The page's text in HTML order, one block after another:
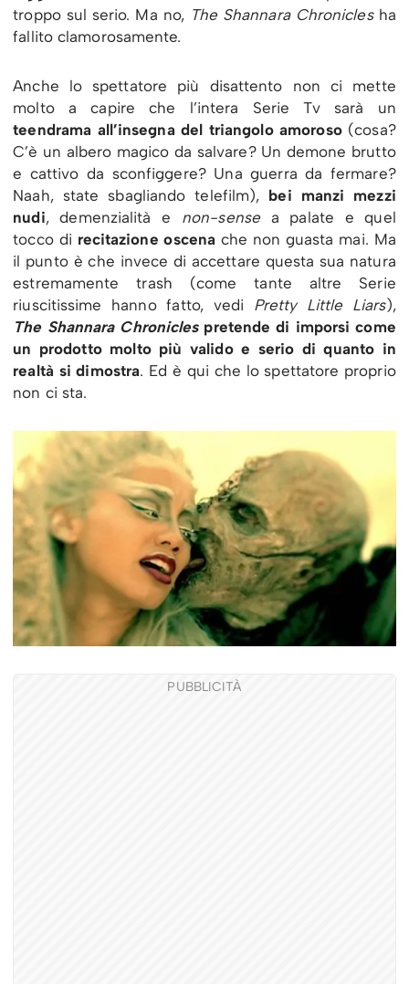
troppo sul serio. Ma no, The Shannara Chroniclesha
fallito clamorosamente.
Anche lo spettatore più disattento non ci mette
molto a capire che l’intera Serie Tv sarà un
teendrama all’insegna del triangolo amoroso(cosa?
C’è un albero magico da salvare? Un demone brutto
e cattivo da sconfiggere? Una guerra da fermare?
Naah, state sbagliando telefilm), bei manzi mezzi
nudi, demenzialità e non-sensea palate e quel
tocco di recitazione oscena che non guasta mai. Ma
il punto è che invece di accettare questa sua natura
estremamente trash (come tante altre Serie
riuscitissime hanno fatto, vedi Pretty Little Liars),
The Shannara Chroniclespretende di imporsi come
un prodotto molto più valido e serio di quanto in
realtà si dimostra. Ed è qui che lo spettatore proprio
non ci sta.
PUBBLICITÀ